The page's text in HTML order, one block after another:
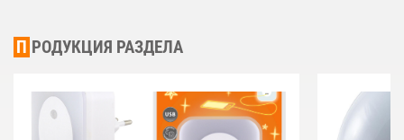
ПРОДУКЦИЯ РАЗДЕЛА